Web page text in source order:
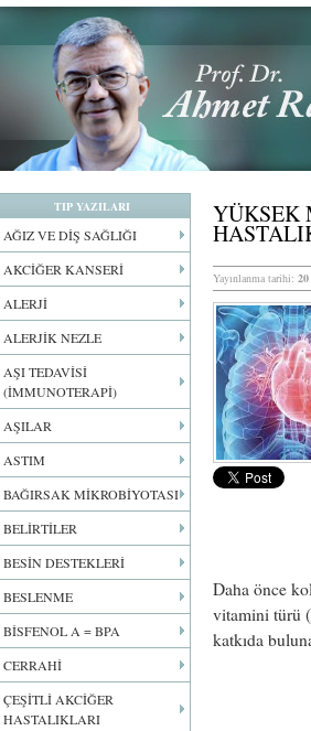
TIP YAZILARI
AĞIZ VE DİŞ SAĞLIĞI
AKCİĞER KANSERİ
ALERJİ
ALERJİK NEZLE
AŞI TEDAVİSİ
(İMMUNOTERAPİ)
AŞILAR
ASTIM
BAĞIRSAK MİKROBİYOTASI
BELİRTİLER
BESİN DESTEKLERİ
BESLENME
BİSFENOL A = BPA
CERRAHİ
ÇEŞİTLİ AKCİĞER
HASTALIKLARI
YÜKSEK
Yayınlanma tarihi:
Daha önce
vitamini türü
katkıda